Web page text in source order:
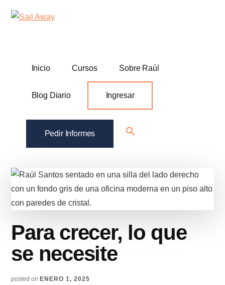
Additional
menu
Sail
Academia
Inicio
Cursos Sobre Raúl
Blog Diario Ingresar
Pedir Informes
Search
Para crecer, lo que
se necesite
posted on ENERO 1, 2025